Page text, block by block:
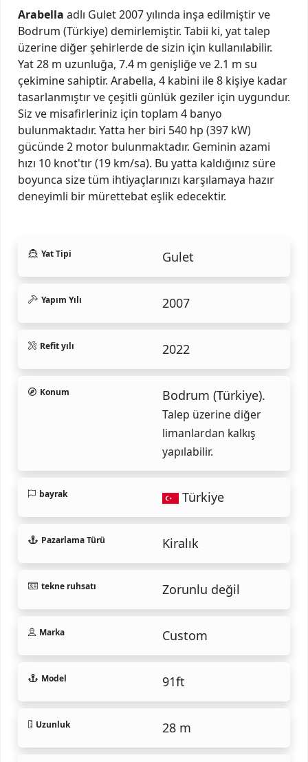
Arabella adlı Gulet 2007 yılında inşa edilmiştir ve
Bodrum (Türkiye) demirlemiştir. Tabii ki, yat talep
üzerine diğer şehirlerde de sizin için kullanılabilir.
Yat 28 m uzunluğa, 7.4 m genişliğe ve 2.1 m su
çekimine sahiptir. Arabella, 4 kabini ile 8 kişiye kadar
tasarlanmıştır ve çeşitli günlük geziler için uygundur.
Siz ve misafirleriniz için toplam 4 banyo
bulunmaktadır. Yatta her biri 540 hp (397 kW)
gücünde 2 motor bulunmaktadır. Geminin azami
hızı 10 knot'tır (19 km/sa). Bu yatta kaldığınız süre
boyunca size tüm ihtiyaçlarınızı karşılamaya hazır
deneyimli bir mürettebat eşlik edecektir.
Yat Tipi Gulet
Yapım Yılı 2007
Refit yılı 2022
Konum Bodrum (Türkiye).
Talep üzerine diğer
limanlardan kalkış
yapılabilir.
bayrak Türkiye
Pazarlama Türü Kiralık
tekne ruhsatı Zorunlu değil
Marka Custom
Model 91ft
Uzunluk 28 m